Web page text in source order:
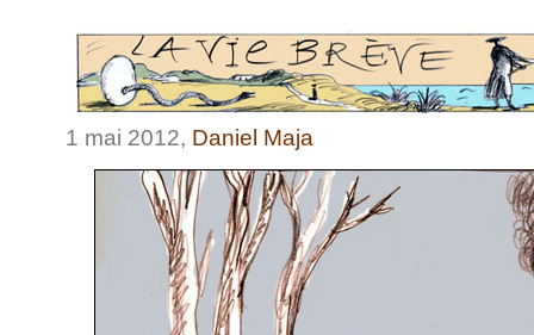
1 mai 2012, Daniel Maja